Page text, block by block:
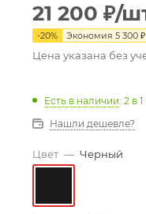
21 200 ₽/
-20% Экономия 5 300 ₽
Цена указана без
Есть в наличии: 2 в
Нашли дешевле?
Цвет — Черный